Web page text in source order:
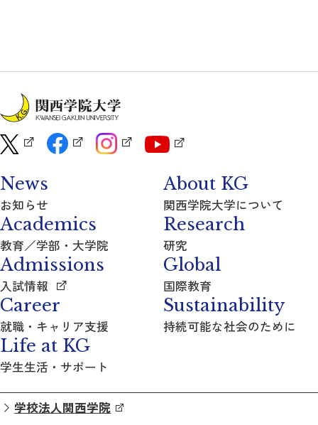
News
お知らせ
About KG
関西学院大学について
Academics
教育／学部・大学院
Research
研究
Admissions
入試情報
Global
国際教育
Career
就職・キャリア支援
Sustainability
持続可能な社会のために
Life at KG
学生生活・サポート
学校法人関西学院